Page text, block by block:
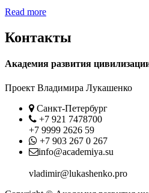
Read more
Контакты
Академия развития
Проект Владимира Лукашенко
Location
Санкт-Петербург
Phone
+7 921 7478700
+7 9999 2626 59
Whatsapp
+7 903 267 0 267
Contact
info@academiya.su
vladimir@lukashenko.pro